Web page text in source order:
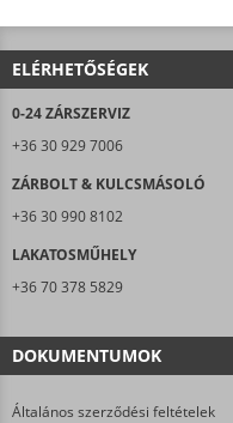
ELÉRHETŐSÉGEK
0-24 ZÁRSZERVIZ
+36 30 929 7006
ZÁRBOLT & KULCSMÁSOLÓ
+36 30 990 8102
LAKATOSMŰHELY
+36 70 378 5829
DOKUMENTUMOK
Általános szerződési feltételek